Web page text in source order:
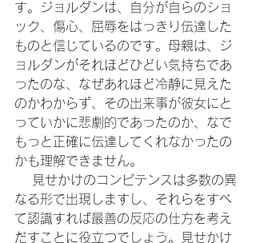
す。ジョルダンは、自分が自らのショ
ック、傷心、屈辱をはっきり伝達した
ものと信じているのです。母親は、ジ
ョルダンがそれほどひどい気持ちであ
ったのな、なぜあれほど冷静に見えた
のかわからず、その出来事が彼女にと
っていかに悲劇的であったのか、なで
もっと正確に伝達してくれなかったの
かも理解できません。
なる形で出現しますし、それらをすべ
て認識すれば最善の反応の仕方を考え
だすことに役立つでしょう。見せかけ